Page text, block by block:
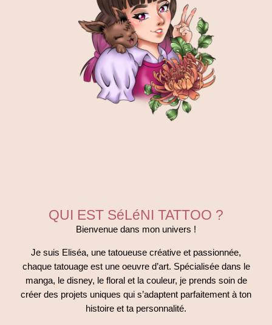
QUI EST SéLéNI TATTOO ?
Bienvenue dans mon univers !
Je suis Eliséa, une tatoueuse créative et passionnée,
chaque tatouage est une oeuvre d’art. Spécialisée dans le
manga, le disney, le floral et la couleur, je prends soin de
créer des projets uniques qui s’adaptent parfaitement à ton
histoire et ta personnalité.